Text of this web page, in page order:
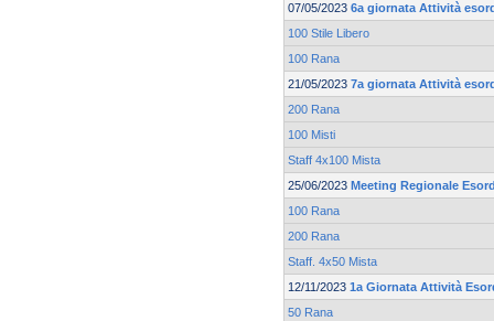
07/05/2023 6a giornata Attività
100 Stile Libero
100 Rana
21/05/2023 7a giornata Attività
200 Rana
100 Misti
Staff 4x100 Mista
25/06/2023 Meeting Regionale
100 Rana
200 Rana
Staff. 4x50 Mista
12/11/2023 1a Giornata Attività
50 Rana